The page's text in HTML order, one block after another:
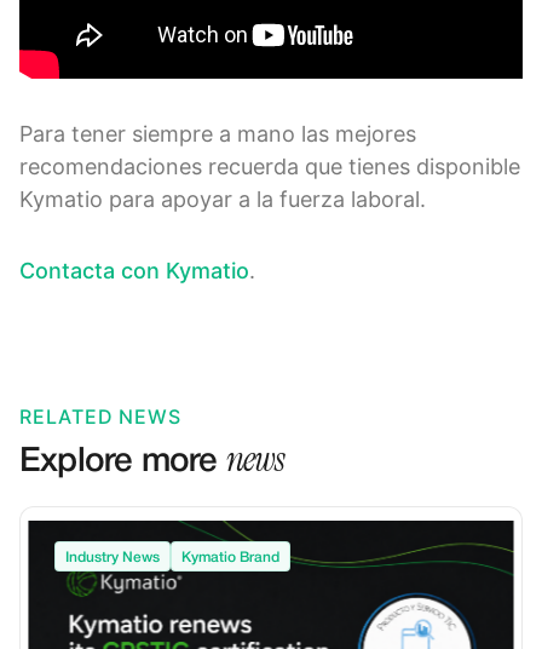
Para tener siempre a mano las mejores
recomendaciones recuerda que tienes disponible
Kymatio para apoyar a la fuerza laboral.
Contacta con Kymatio.
RELATED NEWS
Explore more news
Industry News Kymatio Brand